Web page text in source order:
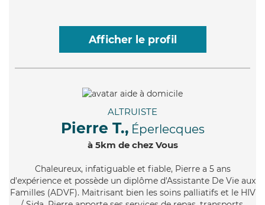
Afficher le profil
ALTRUISTE
Pierre T., Éperlecques
à 5km de chez Vous
Chaleureux, infatiguable et fiable, Pierre a 5 ans
d'expérience et possède un diplôme d'Assistante De Vie aux
Familles (ADVF). Maitrisant bien les soins palliatifs et le HIV